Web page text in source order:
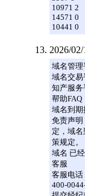
10971 2
14571 0
10441 0
2026/
域名管理
域名交易
知产服务
帮助FAQ
域名到期
免责声
定，域
策规定。
域名 已
客服
客服电话
400-